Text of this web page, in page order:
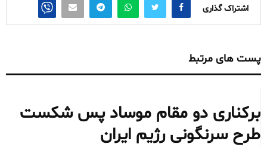
اشتراک گذاری
پست های مرتبط
برکناری دو مقام موساد پس شکست
طرح سرنگونی رژیم ایران